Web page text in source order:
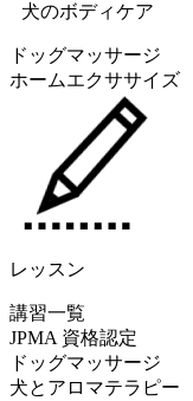
犬のボディケア
ドッグマッサージ
ホームエクササイズ
レッスン
講習一覧
JPMA 資格認定
ドッグマッサージ
犬とアロマテラピー